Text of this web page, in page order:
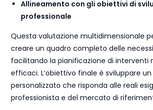
Allineamento con gli obiettivi di
professionale
Questa valutazione multidimensionale
creare un quadro completo delle
facilitando la pianificazione di interventi
efficaci. L’obiettivo finale è sviluppare
personalizzato che risponda alle reali
professionista e del mercato di